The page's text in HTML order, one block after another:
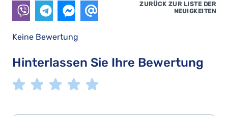
ZURÜCK ZUR LISTE DER
NEUIGKEITEN
Keine Bewertung
Hinterlassen Sie Ihre Bewertung